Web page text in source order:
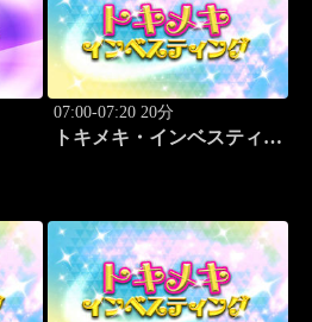
07:00-07:20 20分
トキメキ・インベスティン